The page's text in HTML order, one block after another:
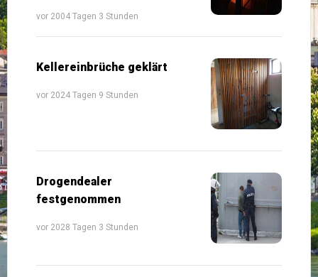
vor 2004 Tagen 3 Stunden
Kellereinbrüche geklärt
vor 2024 Tagen 9 Stunden
Drogendealer
festgenommen
vor 2028 Tagen 3 Stunden